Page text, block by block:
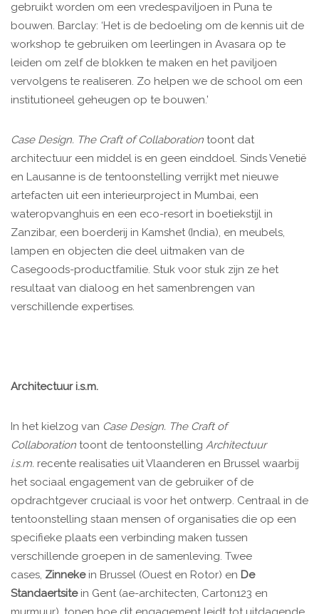
gebruikt worden om een vredespaviljoen in Puna te
bouwen. Barclay: ‘Het is de bedoeling om de kennis uit de
workshop te gebruiken om leerlingen in Avasara op te
leiden om zelf de blokken te maken en het paviljoen
vervolgens te realiseren. Zo helpen we de school om een
institutioneel geheugen op te bouwen.’
Case Design. The Craft of Collaboration toont dat
architectuur een middel is en geen einddoel. Sinds Venetië
en Lausanne is de tentoonstelling verrijkt met nieuwe
artefacten uit een interieurproject in Mumbai, een
wateropvanghuis en een eco-resort in boetiekstijl in
Zanzibar, een boerderij in Kamshet (India), en meubels,
lampen en objecten die deel uitmaken van de
Casegoods-productfamilie. Stuk voor stuk zijn ze het
resultaat van dialoog en het samenbrengen van
verschillende expertises.
Architectuur i.s.m.
In het kielzog van Case Design. The Craft of
Collaboration toont de tentoonstelling Architectuur
i.s.m. recente realisaties uit Vlaanderen en Brussel waarbij
het sociaal engagement van de gebruiker of de
opdrachtgever cruciaal is voor het ontwerp. Centraal in de
tentoonstelling staan mensen of organisaties die op een
specifieke plaats een verbinding maken tussen
verschillende groepen in de samenleving. Twee
cases, Zinneke in Brussel (Ouest en Rotor) en De
Standaertsitein Gent (ae-architecten, Carton123 en